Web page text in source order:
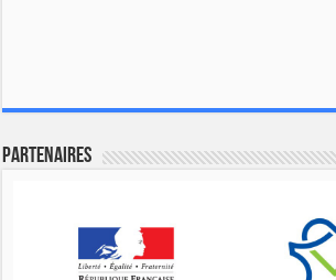
Partenaires